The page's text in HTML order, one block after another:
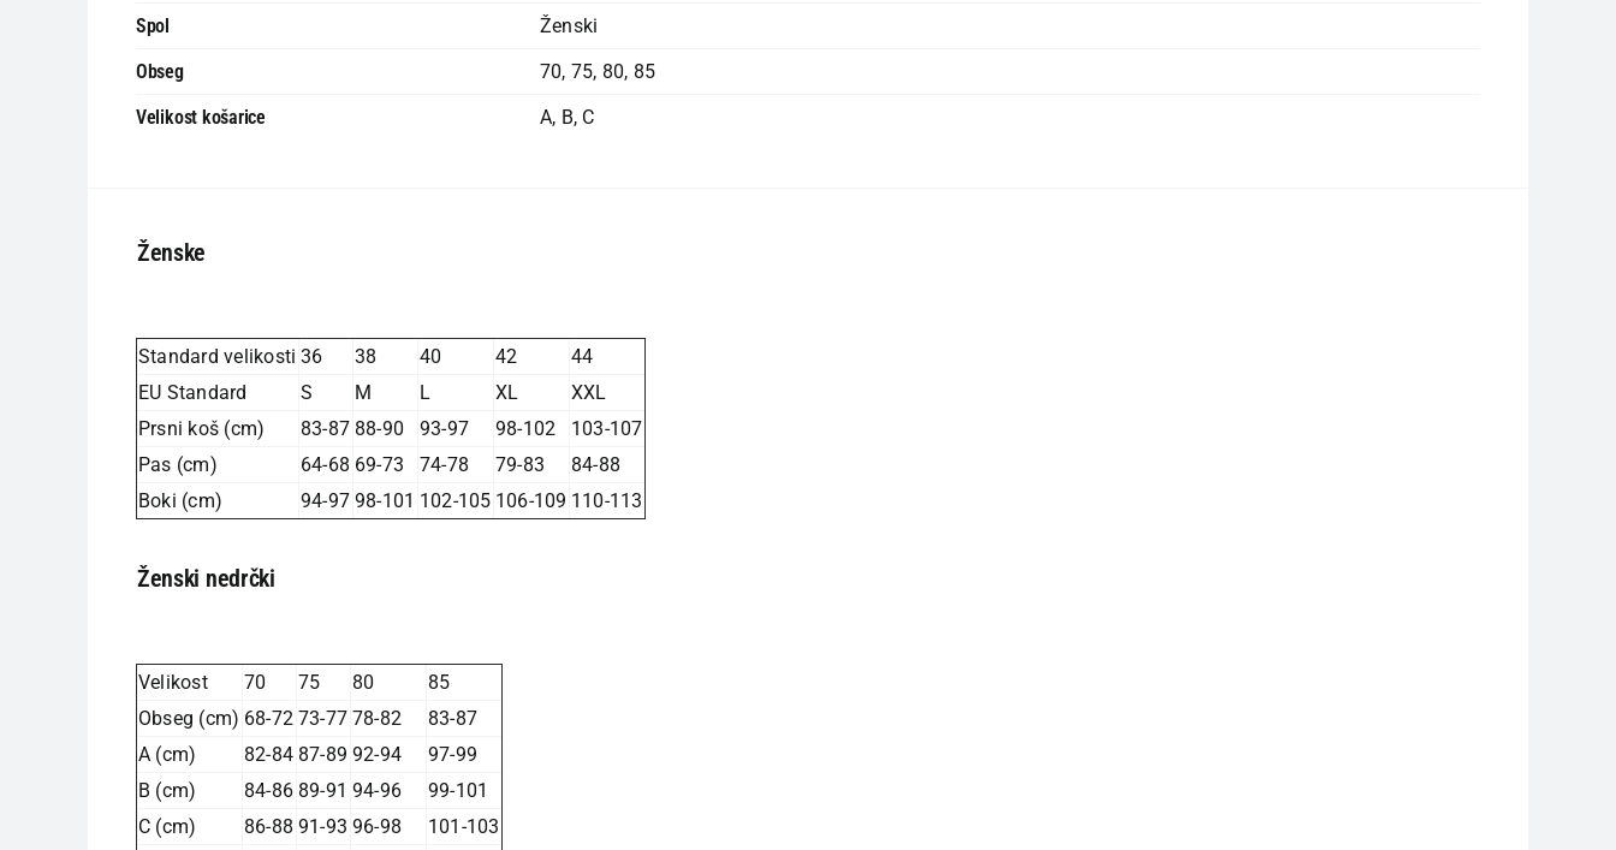
Spol
Ženski
Obseg
70, 75, 80, 85
Velikost košarice
A, B, C
Ženske
Standard velikosti 36 38 40 42
44
EU Standard
S M L XL
XXL
Prsni koš (cm)
83-87 88-90 93-97 98-102
103-107
Pas (cm)
64-68 69-73 74-78 79-83
84-88
Boki (cm)
94-97 98-101 102-105 106-109 110-113
Ženski nedrčki
Velikost 70 75 80
85
Obseg (cm) 68-72 73-77 78-82
83-87
A (cm)
82-84 87-89 92-94
97-99
B (cm)
84-86 89-91 94-96
99-101
C (cm)
86-88 91-93 96-98
101-103